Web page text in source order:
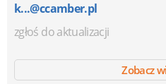
k...@ccamber.pl
zgłoś do aktualizacji
Zobacz